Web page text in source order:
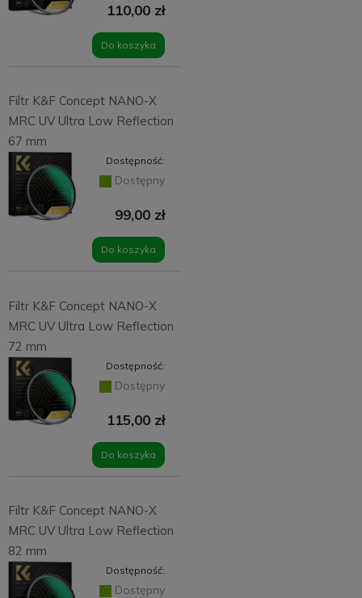
110,00 zł
Do koszyka
Filtr K&F Concept NANO-X
MRC UV Ultra Low Reflection
67 mm
Dostępność:
Dostępny
99,00 zł
Do koszyka
Filtr K&F Concept NANO-X
MRC UV Ultra Low Reflection
72 mm
Dostępność:
Dostępny
115,00 zł
Do koszyka
Filtr K&F Concept NANO-X
MRC UV Ultra Low Reflection
82 mm
Dostępność:
Dostępny